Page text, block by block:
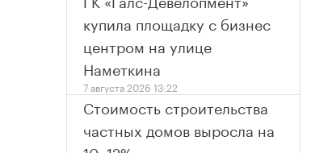
купила площадку с бизнес
центром на улице
Наметкина
7 августа 2026 13:22
Стоимость строительства
частных домов выросла на